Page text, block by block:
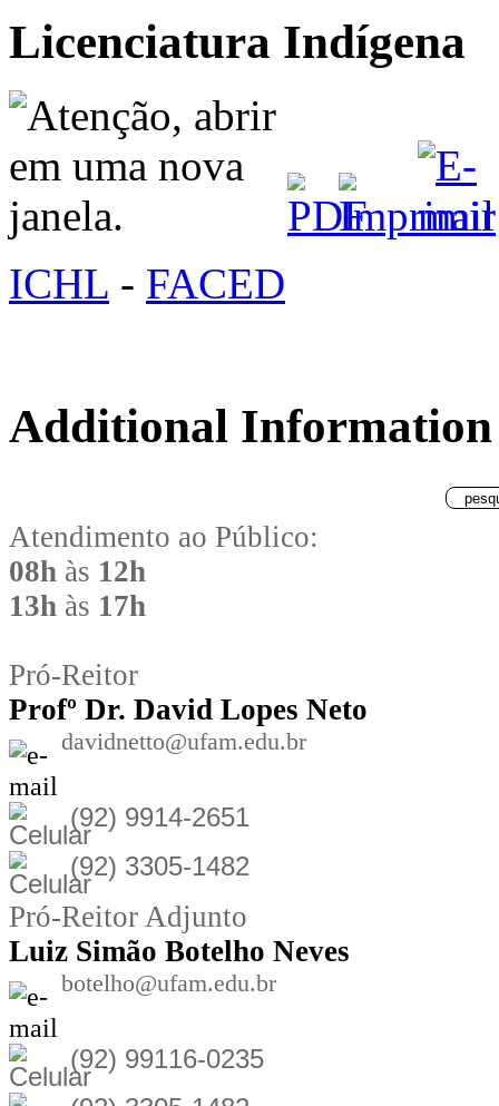
Licenciatura Indígena
ICHL - FACED
Additional Information
Atendimento ao Público:
08h às 12h
13h às 17h
Pró-Reitor
Profº Dr. David Lopes Neto
davidnetto@ufam.edu.br
(92) 9914-2651
(92) 3305-1482
Pró-Reitor Adjunto
Luiz Simão Botelho Neves
botelho@ufam.edu.br
(92) 99116-0235